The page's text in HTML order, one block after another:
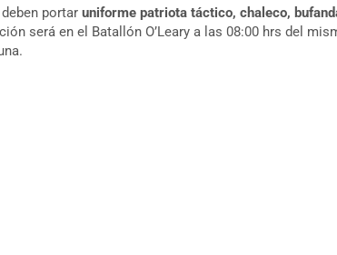
portar uniforme patriota táctico, chaleco,
será en el Batallón O’Leary a las 08:00 hrs del